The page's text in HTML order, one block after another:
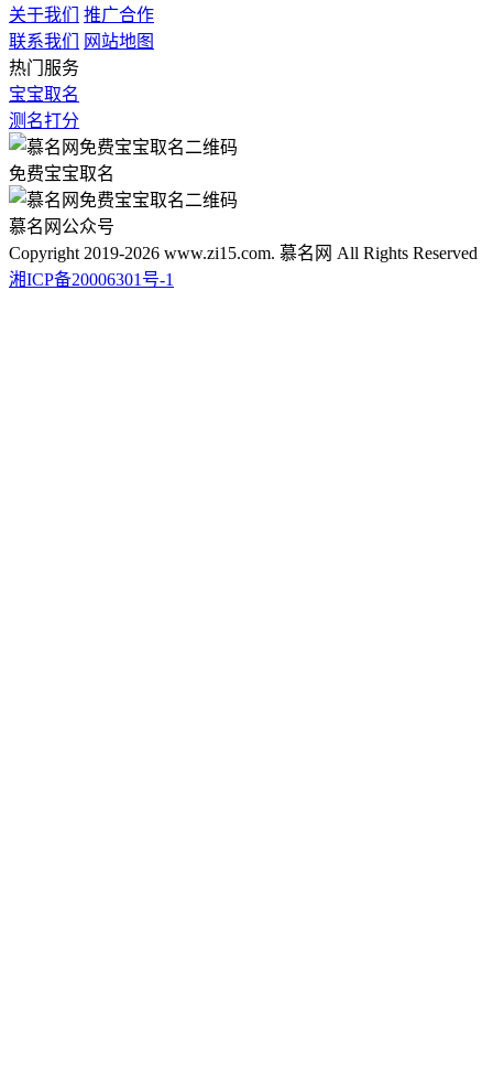
关于我们
推广合作
联系我们
网站地图
热门服务
宝宝取名
测名打分
免费宝宝取名
慕名网公众号
Copyright 2019-2026 www.zi15.com. 慕名网 All Rights Reserved
湘ICP备20006301号-1